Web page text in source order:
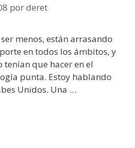
porderet
menos, están arrasando
en todos los ámbitos, y
que hacer en el
punta. Estoy hablando
Unidos. Una …